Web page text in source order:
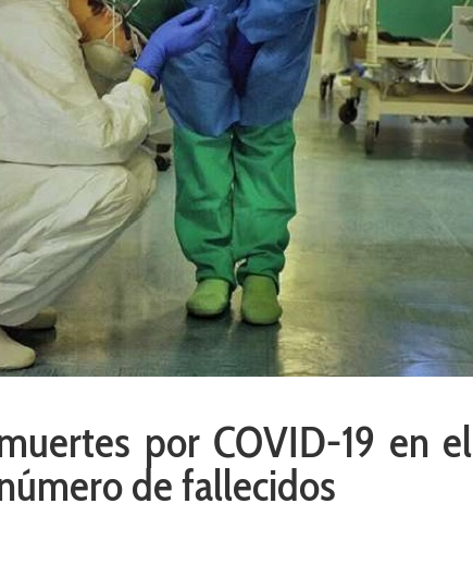
por COVID-19 en el
de fallecidos